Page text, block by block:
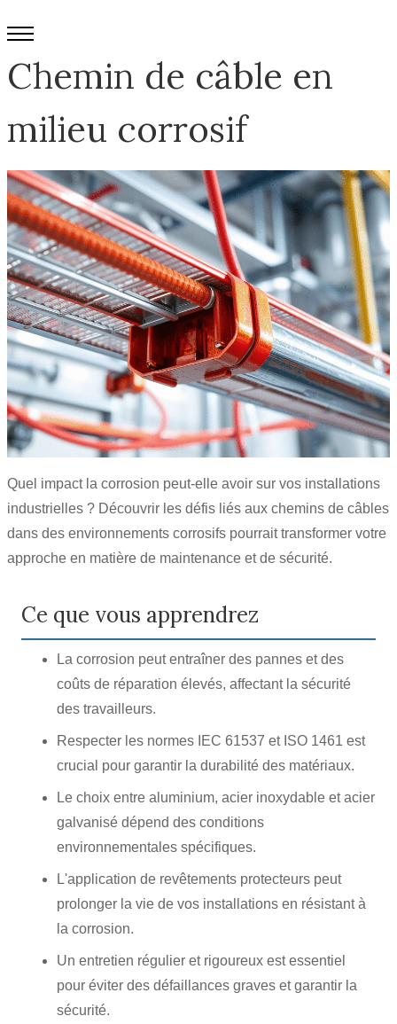
Chemin de câble en
milieu corrosif
Quel impact la corrosion peut-elle avoir sur vos installations
industrielles ? Découvrir les défis liés aux chemins de câbles
dans des environnements corrosifs pourrait transformer votre
approche en matière de maintenance et de sécurité.
Ce que vous apprendrez
La corrosion peut entraîner des pannes et des
coûts de réparation élevés, affectant la sécurité
des travailleurs.
Respecter les normes IEC 61537 et ISO 1461 est
crucial pour garantir la durabilité des matériaux.
Le choix entre aluminium, acier inoxydable et acier
galvanisé dépend des conditions
environnementales spécifiques.
L'application de revêtements protecteurs peut
prolonger la vie de vos installations en résistant à
la corrosion.
Un entretien régulier et rigoureux est essentiel
pour éviter des défaillances graves et garantir la
sécurité.